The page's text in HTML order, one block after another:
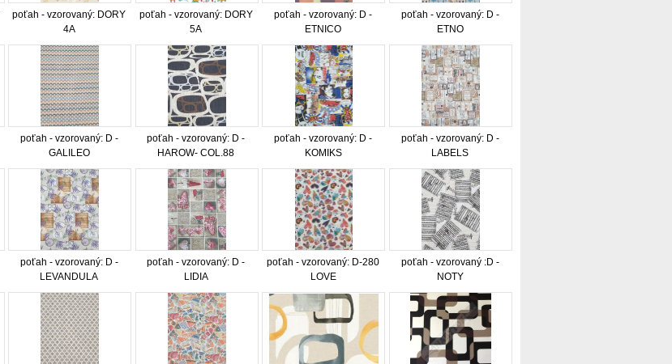
poťah - vzorovaný: DORY
4A
poťah - vzorovaný: DORY
5A
poťah - vzorovaný: D -
ETNICO
poťah - vzorovaný: D -
ETNO
poťah - vzorovaný: D -
GALILEO
poťah - vzorovaný: D -
HAROW- COL.88
poťah - vzorovaný: D -
KOMIKS
poťah - vzorovaný: D -
LABELS
poťah - vzorovaný: D -
LEVANDULA
poťah - vzorovaný: D -
LIDIA
poťah - vzorovaný: D-280
LOVE
poťah - vzorovaný :D -
NOTY